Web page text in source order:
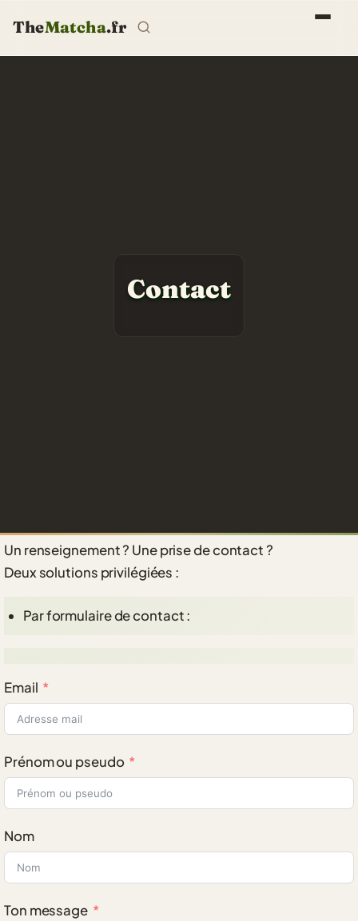
TheMatcha.fr
Contact
Un renseignement ? Une prise de contact ?
Deux solutions privilégiées :
Par formulaire de contact :
Email
Prénom ou pseudo
Nom
Ton message